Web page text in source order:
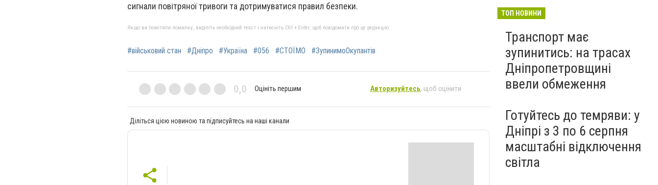
сигнали повітряної тривоги та дотримуватися правил безпеки.
Якщо ви помітили помилку, виділіть необхідний текст і натисніть Ctrl + Enter, щоб повідомити про це редакцію
#військовий стан #Дніпро #Україна #056 #СТОЇМО #ЗупинимоОкупантів
0,0 Оцініть першим Авторизуйтесь, щоб оцінити
Діліться цією новиною та підписуйтесь на наші канали
ТОП НОВИНИ
Транспорт має
зупинитись: на трасах
Дніпропетровщині
ввели обмеження
Готуйтесь до темряви: у
Дніпрі з 3 по 6 серпня
масштабні відключення
світла